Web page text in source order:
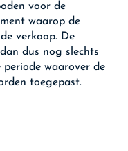
voor de
waarop de
verkoop. De
dus nog slechts
waarover de
toegepast.